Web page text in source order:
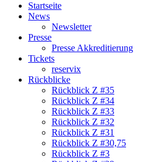
Startseite
News
Newsletter
Presse
Presse Akkreditierung
Tickets
reservix
Rückblicke
Rückblick Z #35
Rückblick Z #34
Rückblick Z #33
Rückblick Z #32
Rückblick Z #31
Rückblick Z #30,75
Rückblick Z #3